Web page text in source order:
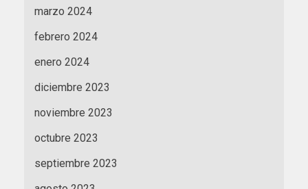
marzo 2024
febrero 2024
enero 2024
diciembre 2023
noviembre 2023
octubre 2023
septiembre 2023